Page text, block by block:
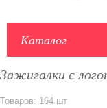
Каталог
Зажигалки с
Товаров: 164 шт